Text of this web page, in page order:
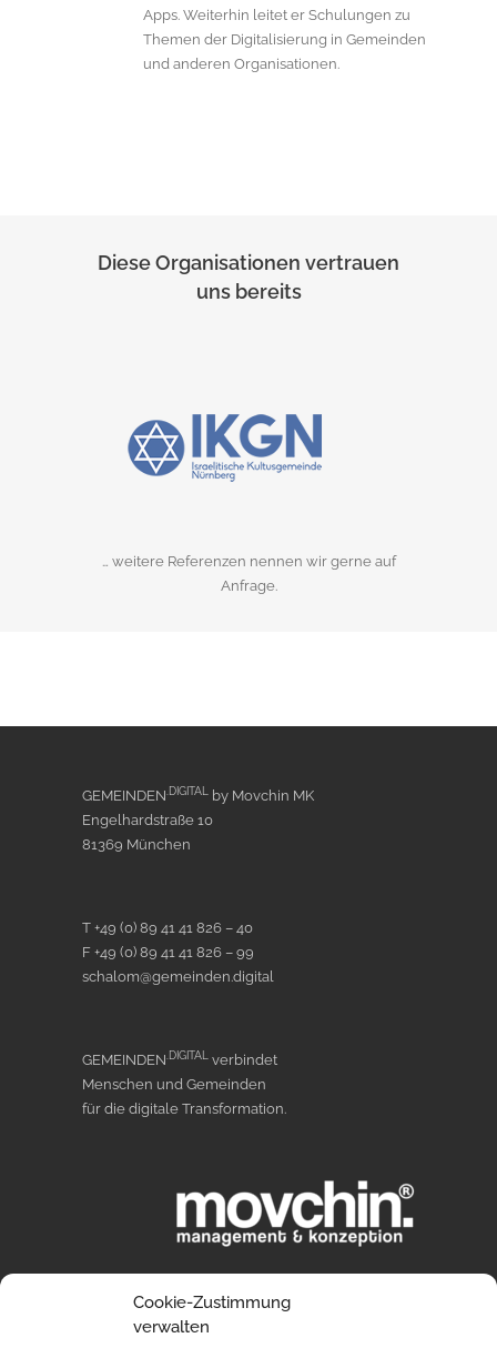
Cookie-Zustimmung
verwalten
Apps. Weiterhin leitet er Schulungen zu
Themen der Digitalisierung in Gemeinden
und anderen Organisationen.
Diese Organisationen vertrauen
uns bereits
… weitere Referenzen nennen wir gerne auf
Anfrage.
GEMEINDEN .DIGITAL
by Movchin MK
Engelhardstraße 10
81369 München
T +49 (0) 89 41 41 826 – 40
F +49 (0) 89 41 41 826 – 99
schalom@gemeinden.digital
GEMEINDEN .DIGITAL
verbindet
Menschen und Gemeinden
für die digitale Transformation.